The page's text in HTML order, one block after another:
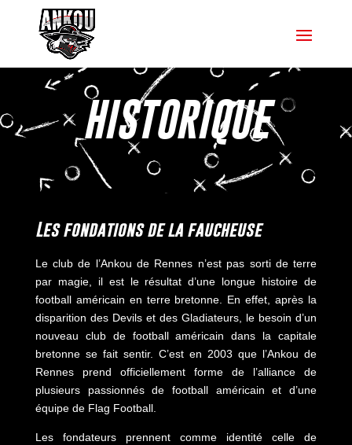
HISTORIQUE
Les fondations de la faucheuse
Le club de l’Ankou de Rennes n’est pas sorti de terre
par magie, il est le résultat d’une longue histoire de
football américain en terre bretonne. En effet, après la
disparition des Devils et des Gladiateurs, le besoin d’un
nouveau club de football américain dans la capitale
bretonne se fait sentir. C’est en 2003 que l’Ankou de
Rennes prend officiellement forme de l’alliance de
plusieurs passionnés de football américain et d’une
équipe de Flag Football.
Les fondateurs prennent comme identité celle de